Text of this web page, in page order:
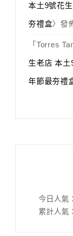
本土9號花
夯禮盒〉發
「 Torres
生老店 本
年節最夯禮
今日人氣：
累計人氣：